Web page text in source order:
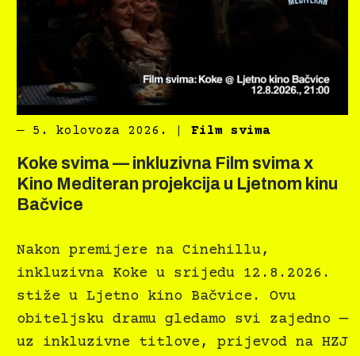
― 5. kolovoza 2026. Film svima
Koke svima — inkluzivna Film svima x
Kino Mediteran projekcija u Ljetnom kinu
Bačvice
Nakon premijere na Cinehillu,
inkluzivna Koke u srijedu 12.8.2026.
stiže u Ljetno kino Bačvice. Ovu
obiteljsku dramu gledamo svi zajedno —
uz inkluzivne titlove, prijevod na HZJ